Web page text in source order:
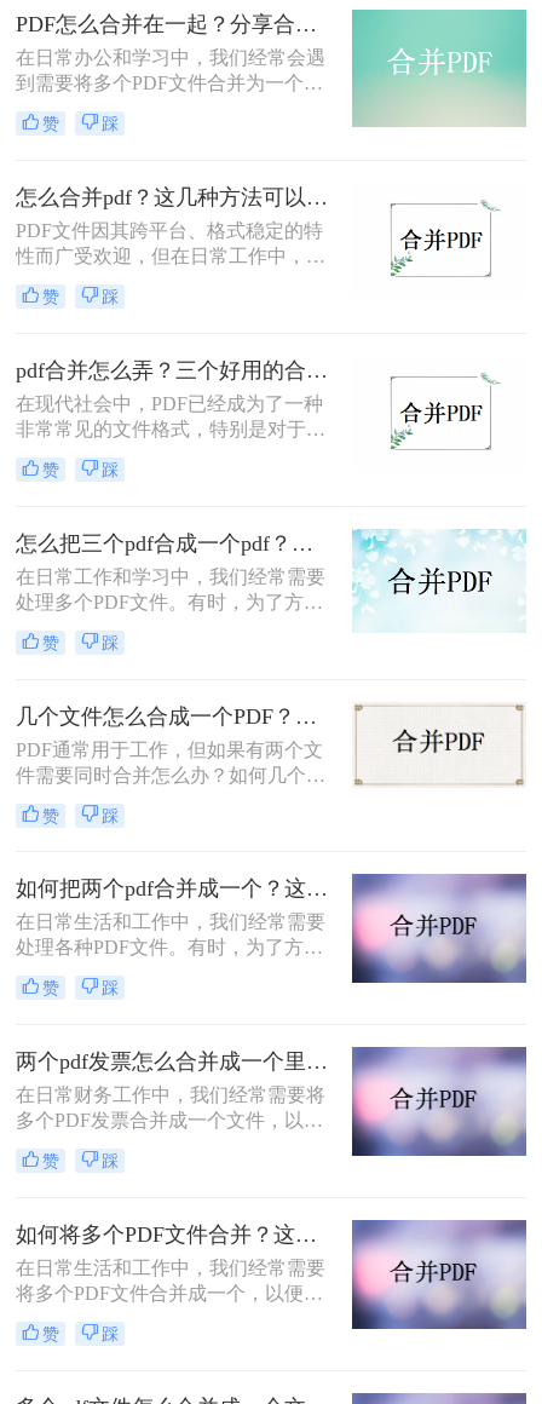
个总的报告。下面，我将为你详细介
绍多个PDF怎么合并成一个PDF。
PDF怎么合并在一起？分享合并PDF的三个方法！
在日常办公和学习中，我们经常会遇
到需要将多个PDF文件合并为一个文
件的情况。无论是为了方便查阅、节
省存储空间还是其他需求，合并PDF
PDF怎么合并在一起呢？本文将为您
介绍几种常见的合并PDF文件的方
法，帮助您轻松完成这项任务。
赞 踩
怎么合并pdf？这几种方法可以帮到你！
​PDF文件因其跨平台、格式稳定的特
性而广受欢迎，但在日常工作中，我
们可能需要将多个PDF文件合并为一
个，以便于查阅和分享。那么怎么合
的PDF合并方法，帮助您轻松实现
PDF文件的合并。
赞 踩
pdf合并怎么弄？三个好用的合并方法分享！
在现代社会中，PDF已经成为了一种
非常常见的文件格式，特别是对于需
要保持文件格式不变的场合，PDF非
常有用。而对于一些需要合并多个
么PDF合并怎么弄呢？下面将为大家
介绍三种方法，帮助大家快速、方便
地解决这个问题。
赞 踩
怎么把三个pdf合成一个pdf？教你三招轻松摆平！
在日常工作和学习中，我们经常需要
处理多个PDF文件。有时，为了方便
查阅和分享，我们可能希望将这些
PDF文件合并成一个。下面将详细介
你更好地整理和管理文件。
赞 踩
几个文件怎么合成一个PDF？这三种操作方法十分简单!！
PDF通常用于工作，但如果有两个文
件需要同时合并怎么办？如何几个文
件怎么合成一个PDF？如果你想将多
个PDF文件合并成一个PDF文件，那
我想与大家分享PDF合并的方法技
巧。
赞 踩
如何把两个pdf合并成一个？这两个方法就够用啦!
在日常生活和工作中，我们经常需要
处理各种PDF文件。有时，为了方便
查阅或存档，我们可能希望将多个
PDF文件合并成一个。本文将详细介
者轻松实现这一需求。
赞 踩
两个pdf发票怎么合并成一个里面？分享合并pdf的二个方法！
在日常财务工作中，我们经常需要将
多个PDF发票合并成一个文件，以便
于管理和归档。那么两个PDF发票怎
么合并成一个里面呢？下面将介绍两
个PDF发票合并成一个文件。
赞 踩
如何将多个PDF文件合并？这三种合并方法看看！
在日常生活和工作中，我们经常需要
将多个PDF文件合并成一个，以便于
管理、分享或打印。PDF文件格式的
普及使得这种需求变得越来越普遍。
文将介绍几种常用的方法，帮助你轻
赞 踩